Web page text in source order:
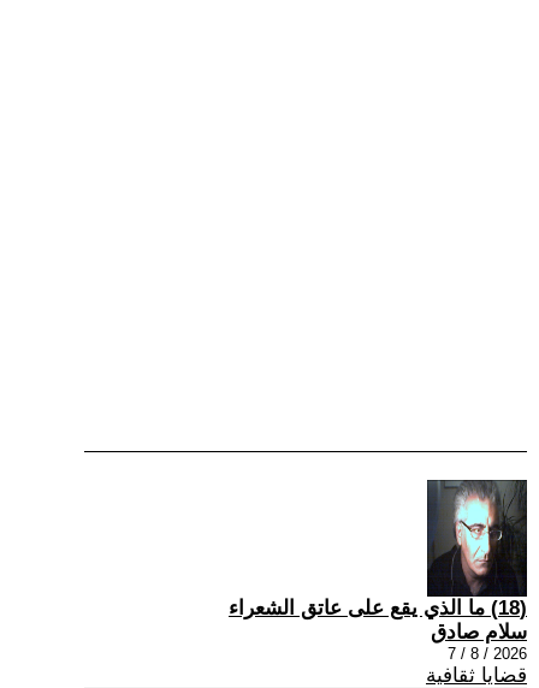
(18) ما الذي يقع على عاتق الشعراء
سلام صادق
2026 / 8 / 7
قضايا ثقافية